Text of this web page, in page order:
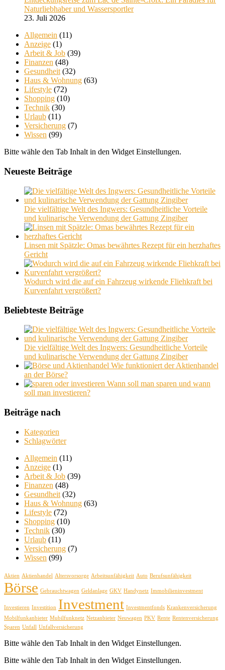
Naturliebhaber und Wassersportler
23. Juli 2026
Allgemein (11)
Anzeige (1)
Arbeit & Job (39)
Finanzen (48)
Gesundheit(32)
Haus & Wohnung (63)
Lifestyle (72)
Shopping (10)
Technik (30)
Urlaub (11)
Versicherung (7)
Wissen (99)
Bitte wähle den Tab Inhalt in den Widget Einstellungen.
Neueste Beiträge
Die vielfältige Welt des Ingwers: Gesundheitliche Vorteile
und kulinarische Verwendung der Gattung Zingiber
Linsen mit Spätzle: Omas bewährtes Rezept für ein herzhaftes
Gericht
Wodurch wird die auf ein Fahrzeug wirkende Fliehkraft bei
Kurvenfahrt vergrößert?
Beliebteste Beiträge
Die vielfältige Welt des Ingwers: Gesundheitliche Vorteile
und kulinarische Verwendung der Gattung Zingiber
Wie funktioniert der Aktienhandel
an der Börse?
Wann soll man sparen und wann
soll man investieren?
Beiträge nach
Kategorien
Schlagwörter
Allgemein (11)
Anzeige (1)
Arbeit & Job (39)
Finanzen (48)
Gesundheit (32)
Haus & Wohnung (63)
Lifestyle (72)
Shopping (10)
Technik (30)
Urlaub (11)
Versicherung (7)
Wissen (99)
Aktien Aktienhandel Altersvorsorge Arbeitsunfähigkeit Auto Berufsunfähigkeit
Börse Gebrauchtwagen Geldanlage GKV Handynetz Immobilieninvestment
Investieren Investition Investment Investmentfonds Krankenversicherung
Mobilfunkanbieter Mubilfunknetz Netzanbieter Neuwagen PKV Rente Rentenversicherung
Sparen Unfall Unfallversicherung
Bitte wähle den Tab Inhalt in den Widget Einstellungen.
Bitte wähle den Tab Inhalt in den Widget Einstellungen.